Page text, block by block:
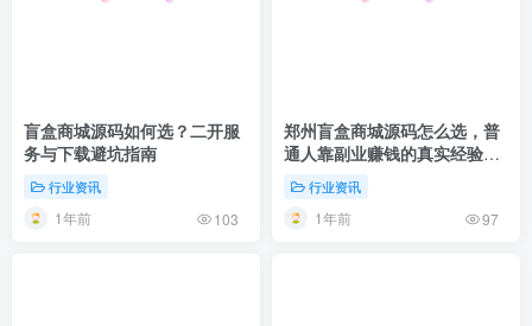
盲盒商城源码如何选？二开服
务与下载避坑指南
行业资讯
1年前 103
郑州盲盒商城源码怎么选，普
通人靠副业赚钱的真实经验分
行业资讯
1年前 97